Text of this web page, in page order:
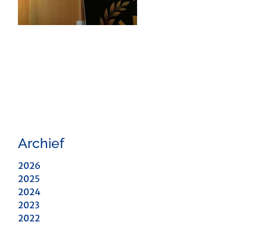
Archief
2026
2025
2024
2023
2022